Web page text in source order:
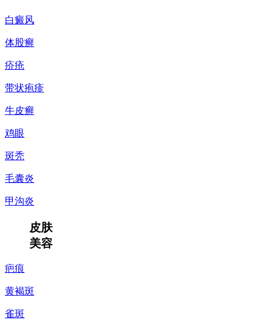
白癜风
体股癣
疥疮
带状疱疹
牛皮癣
鸡眼
斑秃
毛囊炎
甲沟炎
皮肤
美容
疤痕
黄褐斑
雀斑